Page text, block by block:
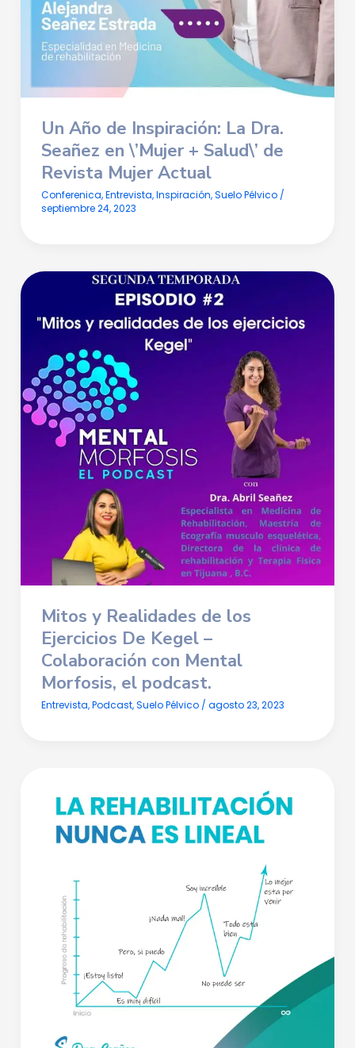
Un Año de Inspiración: La Dra.
Seañez en \’Mujer + Salud\’ de
Revista Mujer Actual
Conferenica,Entrevista,Inspiración,Suelo Pélvico/
septiembre 24, 2023
Mitos y Realidades de los
Ejercicios De Kegel–
Colaboración con Mental
Morfosis, el podcast.
Entrevista,Podcast,Suelo Pélvico/ agosto 23, 2023